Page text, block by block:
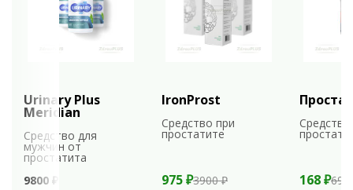
Urinary Plus
Meridian
Средство для
мужчин от
простатита
9800 ₽
IronProst
Средство при
простатите
975 ₽3900 ₽ 168 ₽